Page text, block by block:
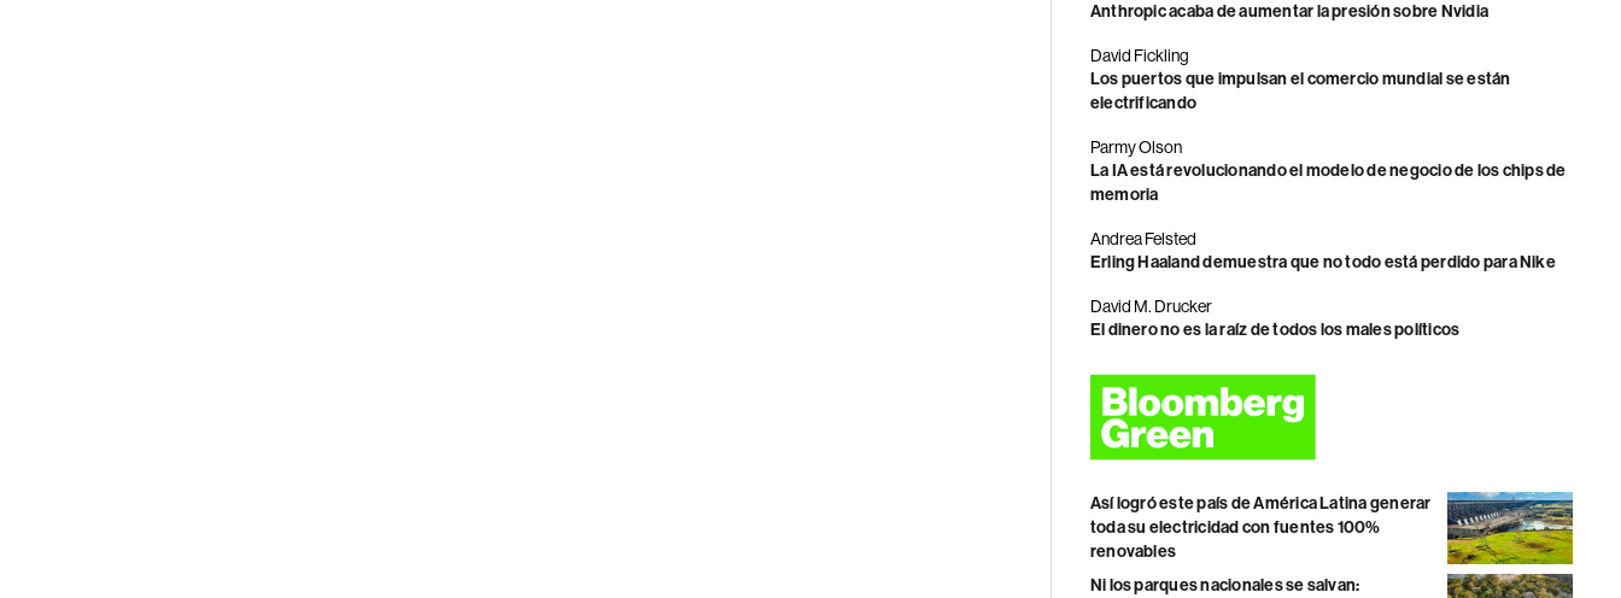
Anthropic acaba de aumentar la presión sobre Nvidia
David Fickling
Los puertos que impulsan el comercio mundial se están
electrificando
Parmy Olson
La IA está revolucionando el modelo de negocio de los chips de
memoria
Andrea Felsted
Erling Haaland demuestra que no todo está perdido para Nike
David M. Drucker
El dinero no es la raíz de todos los males políticos
Así logró este país de América Latina generar
toda su electricidad con fuentes 100%
renovables
Ni los parques nacionales se salvan: